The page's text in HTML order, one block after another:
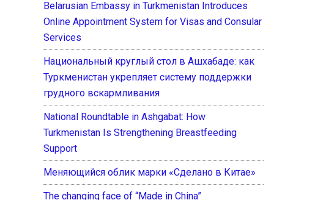
Belarusian Embassy in Turkmenistan Introduces
Online Appointment System for Visas and Consular
Services
Национальный круглый стол в Ашхабаде: как
Туркменистан укрепляет систему поддержки
грудного вскармливания
National Roundtable in Ashgabat: How
Turkmenistan Is Strengthening Breastfeeding
Support
Меняющийся облик марки «Сделано в Китае»
The changing face of “Made in China”